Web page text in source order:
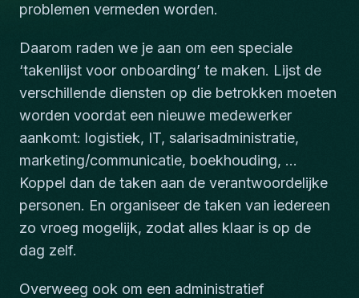
problemen vermeden worden.
Daarom raden we je aan om een speciale
‘takenlijst voor onboarding’ te maken. Lijst de
verschillende diensten op die betrokken moeten
worden voordat een nieuwe medewerker
aankomt: logistiek, IT, salarisadministratie,
marketing/communicatie, boekhouding, ...
Koppel dan de taken aan de verantwoordelijke
personen. En organiseer de taken van iedereen
zo vroeg mogelijk, zodat alles klaar is op de
dag zelf.
Overweeg ook om een administratief